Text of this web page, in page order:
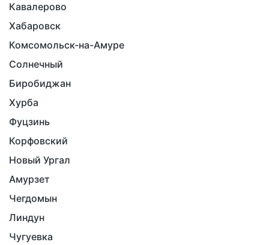
Кавалерово
Хабаровск
Комсомольск-на-Амуре
Солнечный
Биробиджан
Хурба
Фуцзинь
Корфовский
Новый Ургал
Амурзет
Чегдомын
Линдун
Чугуевка